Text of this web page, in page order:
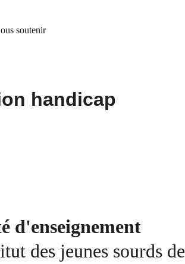
soutenir
handicap
d'enseignement
des jeunes sourds de